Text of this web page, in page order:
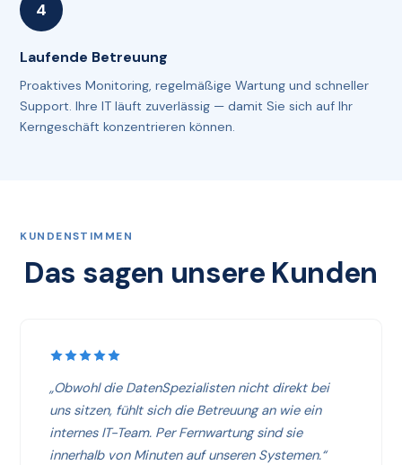
Laufende Betreuung
Proaktives Monitoring, regelmäßige Wartung und schneller
Support. Ihre IT läuft zuverlässig — damit Sie sich auf Ihr
Kerngeschäft konzentrieren können.
KUNDENSTIMMEN
Das sagen unsere Kunden
„Obwohl die DatenSpezialisten nicht direkt bei
uns sitzen, fühlt sich die Betreuung an wie ein
internes IT-Team. Per Fernwartung sind sie
innerhalb von Minuten auf unseren Systemen.“